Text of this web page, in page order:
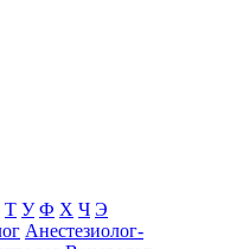
Т У Ф Х Ч Э
Анестезиолог-